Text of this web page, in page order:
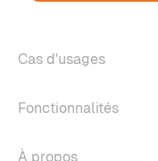
Cas d'usages
Fonctionnalités
À propos